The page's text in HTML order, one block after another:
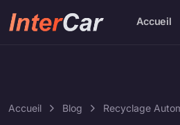
Accueil
Accueil Blog Recyclage